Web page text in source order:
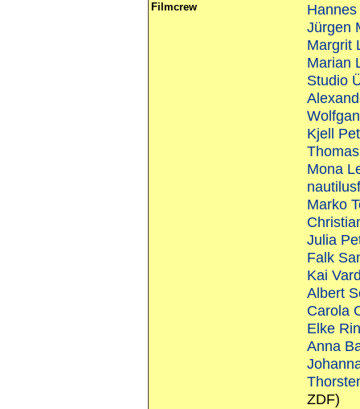
Filmcrew
Jürgen
Margrit
Marian
Studio
Kjell
Mona
Marko
Julia
Falk
Kai
Albert
Carola
Elke
Anna
ZDF)